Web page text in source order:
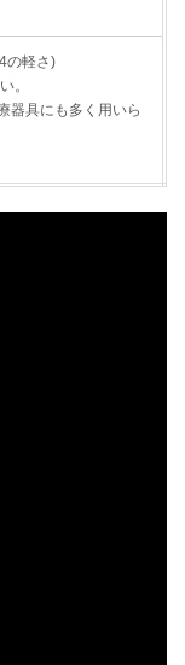
の軽さ)
。
器具にも多く用いら